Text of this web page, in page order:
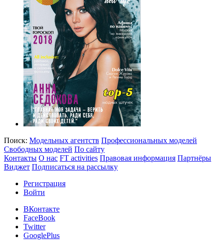
Поиск: Модельных агентств Профессиональных моделей
Свободных моделей По сайту
Контакты О нас FT activities Правовая информация Партнёры
Виджет Подписаться на рассылку
Регистрация
Войти
ВКонтакте
FaceBook
Twitter
GooglePlus